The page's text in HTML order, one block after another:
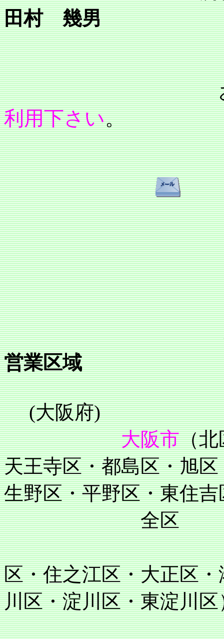
田村 幾男
利用下さい。
営業区域
(大阪府)
大阪市（北
天王寺区・都島区・旭
生野区・平野区・東住吉
全区
住吉区・阿
区・住之江区・大正区
川区・淀川区・東淀川区